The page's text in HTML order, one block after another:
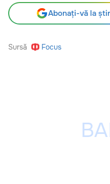
Abonați-vă la
Sursă Focus